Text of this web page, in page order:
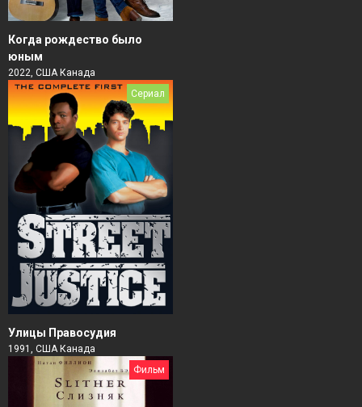
Когда рождество было
юным
2022, США Канада
Сериал
Улицы Правосудия
1991, США Канада
Фильм